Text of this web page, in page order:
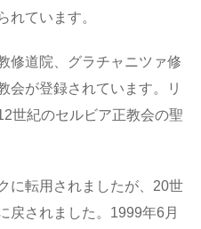
れています。
修道院、グラチャニツァ修
会が登録されています。リ
世紀のセルビア正教会の聖
に転用されましたが、20世
戻されました。1999年6月